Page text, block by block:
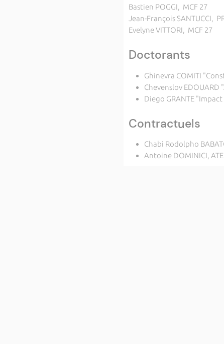
Bastien POGGI, MCF 27
Jean-François SANTUCCI,
Evelyne VITTORI, MCF 27
Doctorants
Ghinevra COMITI
Chevenslov
Diego GRANTE
Contractuels
Chabi Rodolpho
Antoine DOMINICI,